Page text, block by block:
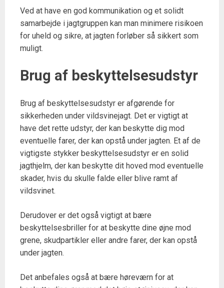
Ved at have en god kommunikation og et solidt
samarbejde i jagtgruppen kan man minimere risikoen
for uheld og sikre, at jagten forløber så sikkert som
muligt.
Brug af beskyttelsesudstyr
Brug af beskyttelsesudstyr er afgørende for
sikkerheden under vildsvinejagt. Det er vigtigt at
have det rette udstyr, der kan beskytte dig mod
eventuelle farer, der kan opstå under jagten. Et af de
vigtigste stykker beskyttelsesudstyr er en solid
jagthjelm, der kan beskytte dit hoved mod eventuelle
skader, hvis du skulle falde eller blive ramt af
vildsvinet.
Derudover er det også vigtigt at bære
beskyttelsesbriller for at beskytte dine øjne mod
grene, skudpartikler eller andre farer, der kan opstå
under jagten.
Det anbefales også at bære høreværn for at